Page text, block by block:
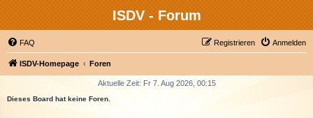
ISDV - Forum
FAQ Anmelden
Registrieren
ISDV-Homepage Foren
Aktuelle Zeit: Fr 7. Aug 2026, 00:15
Dieses Board hat keine Foren.